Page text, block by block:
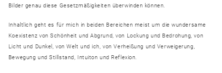
Bilder genau diese Gesetzmäßigkeiten überwinden können.
Inhaltlich geht es für mich in beiden Bereichen meist um die wundersame
Koexistenz von Schönheit und Abgrund, von Lockung und Bedrohung, von
Licht und Dunkel, von Welt und ich, von Verheißung und Verweigerung,
Bewegung und Stillstand, Intuiton und Reflexion.